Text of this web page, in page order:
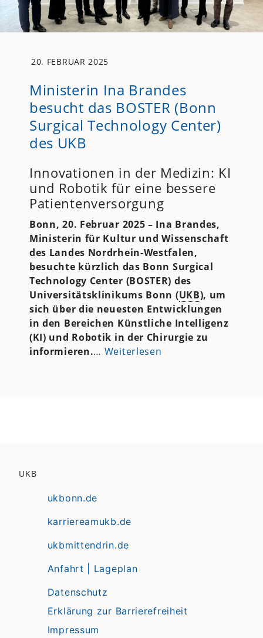
20. FEBRUAR 2025
Ministerin Ina Brandes
besucht das BOSTER (Bonn
Surgical Technology Center)
des UKB
Innovationen in der Medizin: KI
und Robotik für eine bessere
Patientenversorgung
Bonn, 20. Februar 2025 – Ina Brandes,
Ministerin für Kultur und Wissenschaft
des Landes Nordrhein-Westfalen,
besuchte kürzlich das Bonn Surgical
Technology Center (BOSTER) des
Universitätsklinikums Bonn (UKB), um
sich über die neuesten Entwicklungen
in den Bereichen Künstliche Intelligenz
(KI) und Robotik in der Chirurgie zu
informieren.… Weiterlesen
UKB
ukbonn.de
karriereamukb.de
ukbmittendrin.de
Anfahrt | Lageplan
Datenschutz
Erklärung zur Barrierefreiheit
Impressum